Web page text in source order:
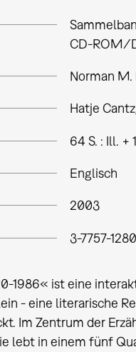
CD-ROM/
Norman M.
Hatje
64 S. : Ill. +
Englisch
2003
3-7757-
1986« ist eine
- eine literarische
Im Zentrum der
lebt in einem fünf